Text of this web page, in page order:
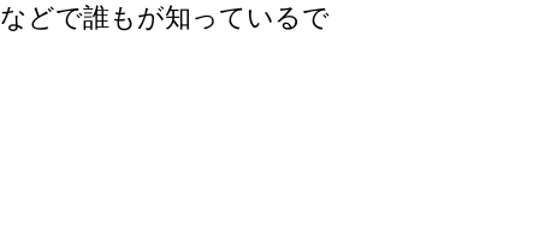
どで誰もが知っているで